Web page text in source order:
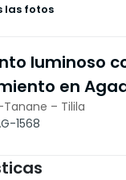
las fotos
luminoso
en
– Tilila
1568